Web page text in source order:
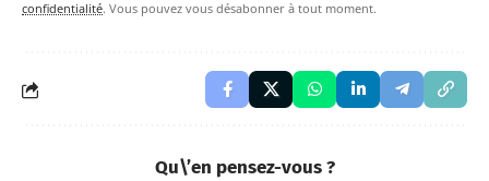
confidentialité. Vous pouvez vous désabonner à tout moment.
Qu\’en pensez-vous ?